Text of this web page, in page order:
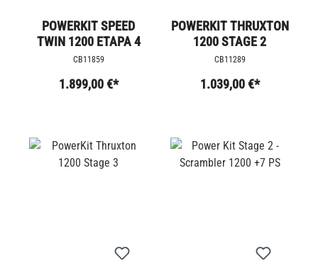
POWERKIT SPEED
TWIN 1200 ETAPA 4
CB11859
1.899,00 €*
POWERKIT THRUXTON
1200 STAGE 2
CB11289
1.039,00 €*